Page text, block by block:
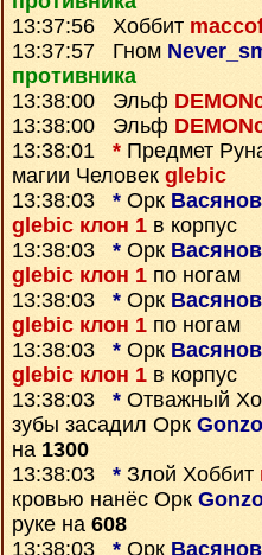
13:37:56 Хоббит
13:37:57 Гном
противника
13:38:00 Эльф
13:38:00 Эльф
13:38:01 * Предмет
магии Человек glebic
13:38:03 * Орк
glebic клон 1 в корпус
13:38:03 * Орк
glebic клон 1 по ногам
13:38:03 * Орк
glebic клон 1 по ногам
13:38:03 * Орк
glebic клон 1 в корпус
13:38:03 * Отважный
зубы засадил Орк
на 1300
13:38:03 * Злой Хоббит
кровью нанёс Орк
руке на 608
13:38:03 * Орк